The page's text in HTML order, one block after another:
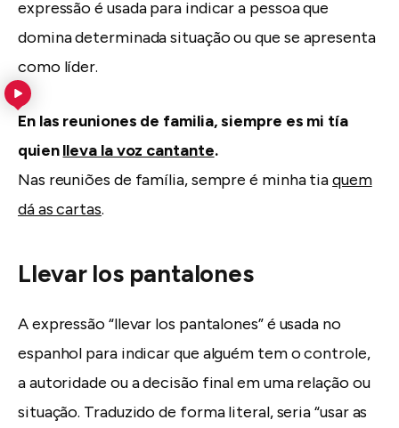
expressão é usada para indicar a pessoa que
domina determinada situação ou que se apresenta
como líder.
En las reuniones de familia, siempre es mi tía
quienlleva la voz cantante.
Nas reuniões de família, sempre é minha tiaquem
dá as cartas.
Llevar los pantalones
A expressão “llevar los pantalones” é usada no
espanhol para indicar que alguém tem o controle,
a autoridade ou a decisão final em uma relação ou
situação. Traduzido de forma literal, seria “usar as